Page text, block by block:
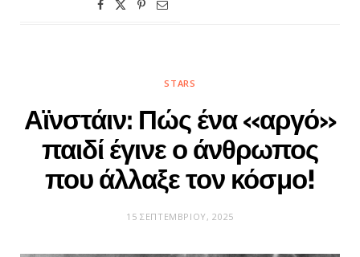
STARS
Αϊνστάιν: Πώς ένα «αργό»
παιδί έγινε ο άνθρωπος
που άλλαξε τον κόσμο!
15 ΣΕΠΤΕΜΒΡΊΟΥ, 2025